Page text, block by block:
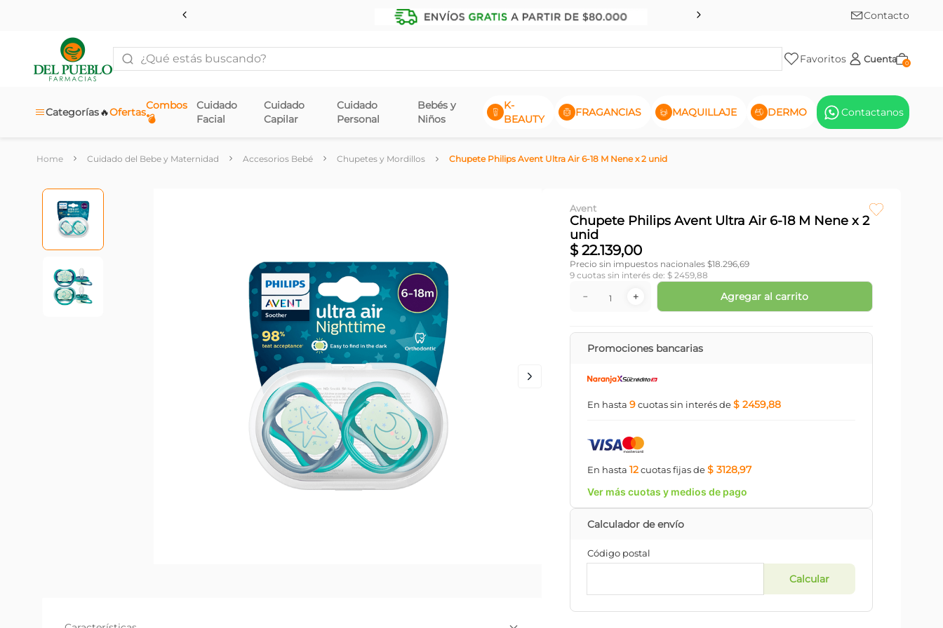
Contacto
¿Qué estás buscando?
Favoritos Cuenta 0
Categorías Ofertas
🔥
Combos
💣
Cuidado
Facial
Cuidado
Capilar
Cuidado
Personal
Bebés y
Niños
K-
BEAUTY
FRAGANCIAS MAQUILLAJE DERMO Contactanos
Cuidado del Bebe y Maternidad Accesorios Bebé Chupetes y Mordillos Chupete Philips Avent Ultra Air 6-18 M Nene x 2 unid
Avent
Chupete Philips Avent Ultra Air 6-18 M Nene x 2
unid
$ 22.139,00
Precio sin impuestos nacionales $18.296,69
9cuotas sin interés de: $ 2459,88
＋
－ Agregar al carrito
Promociones bancarias
En hasta 9cuotassin interésde$ 2459,88
En hasta 12cuotasfijasde$ 3128,97
Ver más cuotas y medios de pago
Código postal